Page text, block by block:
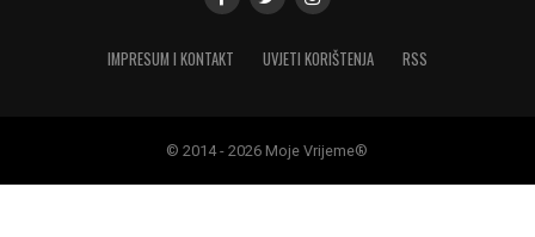
IMPRESUM I KONTAKT UVJETI KORIŠTENJA RSS
© 2014 - 2026 Moje Vrijeme®